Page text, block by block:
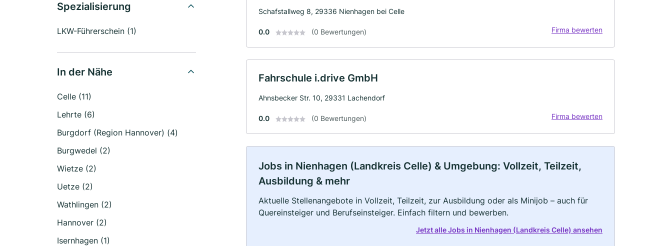
Spezialisierung
LKW-Führerschein (1)
In der Nähe
Celle (11)
Lehrte (6)
Burgdorf (Region Hannover) (4)
Burgwedel (2)
Wietze (2)
Uetze (2)
Wathlingen (2)
Hannover (2)
Isernhagen (1)
Schafstallweg 8, 29336 Nienhagen bei Celle
0.0 (0 Bewertungen) Firma bewerten
Fahrschule i.drive GmbH
Ahnsbecker Str. 10, 29331 Lachendorf
0.0 (0 Bewertungen) Firma bewerten
Jobs in Nienhagen (Landkreis Celle) & Umgebung: Vollzeit, Teilzeit,
Ausbildung & mehr
Aktuelle Stellenangebote in Vollzeit, Teilzeit, zur Ausbildung oder als Minijob – auch für
Quereinsteiger und Berufseinsteiger. Einfach filtern und bewerben.
Jetzt alle Jobs in Nienhagen (Landkreis Celle) ansehen